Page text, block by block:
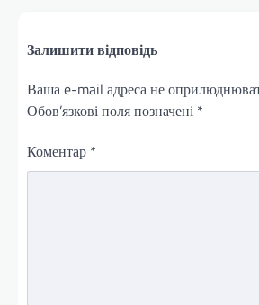
Залишити відповідь
Ваша e-mail адреса не
Обов’язкові поля позначені *
Коментар *